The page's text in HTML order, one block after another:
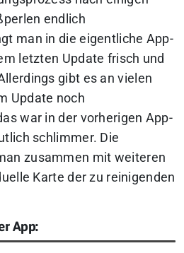
endlich
man in die eigentliche App-
letzten Update frisch und
gibt es an vielen
Update noch
war in der vorherigen App-
schlimmer. Die
zusammen mit weiteren
Karte der zu reinigenden
App: